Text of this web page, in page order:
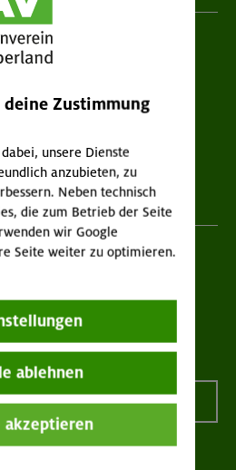
widerrufen
Zustimmung
unsere Dienste
anzubieten, zu
Neben technisch
die zum Betrieb der Seite
wir Google
Seite weiter zu optimieren.
ablehnen
akzeptieren